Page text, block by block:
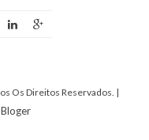
Os Direitos Reservados. |
Bloger